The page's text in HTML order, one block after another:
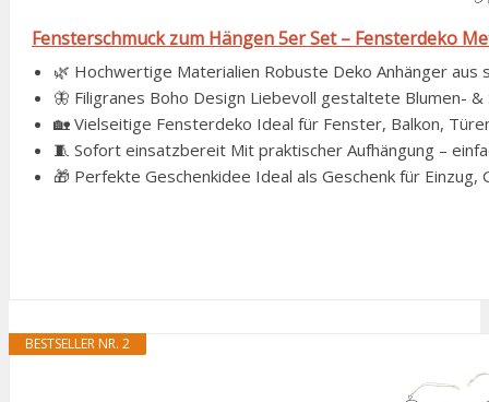
Fensterschmuck zum Hängen 5er Set – Fensterdeko
🌿 Hochwertige Materialien Robuste Deko Anhänger
🦋 Filigranes Boho Design Liebevoll gestaltete Blumen-
🏡 Vielseitige Fensterdeko Ideal für Fenster, Balkon,
🧵 Sofort einsatzbereit Mit praktischer Aufhängung –
🎁 Perfekte Geschenkidee Ideal als Geschenk für
BESTSELLER NR. 2